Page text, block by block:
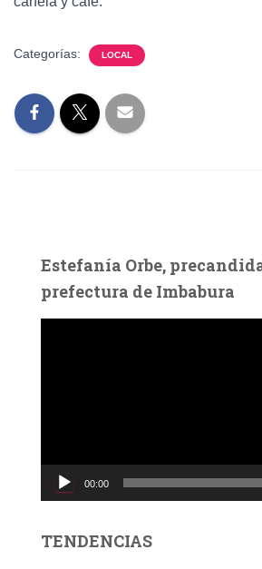
Categorías: LOCAL
Estefanía Orbe,
prefectura de Imbabura
c
d
00:00
TENDENCIAS